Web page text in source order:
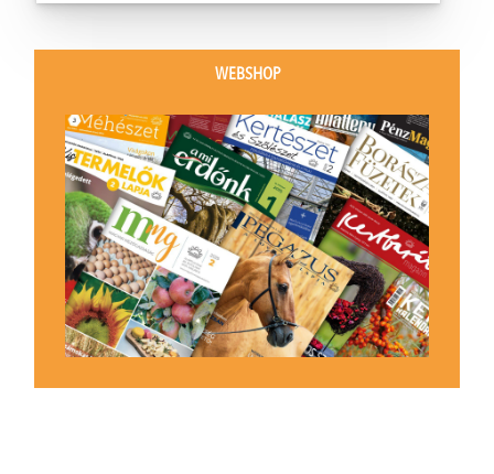
WEBSHOP